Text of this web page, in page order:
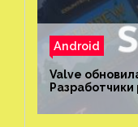
Android
Valve